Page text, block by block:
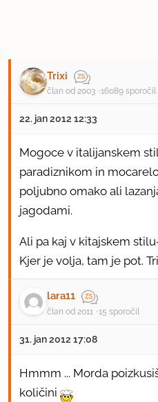
Trixi
član od 2003 16089 sporočil
22. jan 2012 12:33
Mogoce v italijanskem
paradiznikom in
poljubno omako ali
jagodami.
Ali pa kaj v kitajskem
Kjer je volja, tam je pot.
lara11
član od 2011 15 sporočil
31. jan 2012 17:08
Hmmm ... Morda
količini